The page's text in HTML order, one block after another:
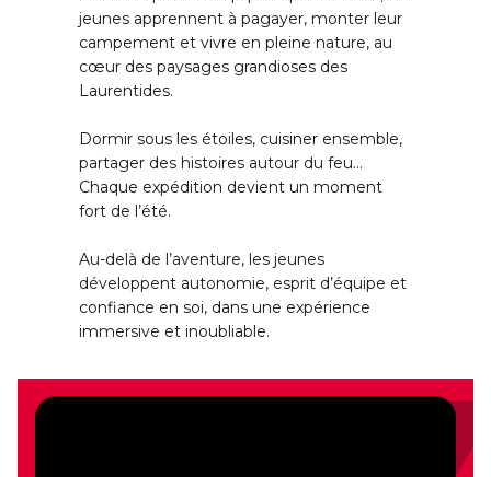
jeunes apprennent à pagayer, monter leur
campement et vivre en pleine nature, au
cœur des paysages grandioses des
Laurentides.
Dormir sous les étoiles, cuisiner ensemble,
partager des histoires autour du feu…
Chaque expédition devient un moment
fort de l’été.
Au-delà de l’aventure, les jeunes
développent autonomie, esprit d’équipe et
confiance en soi, dans une expérience
immersive et inoubliable.